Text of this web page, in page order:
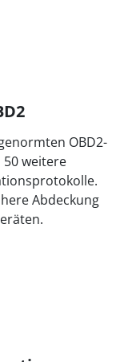
OBD2-
weitere
Abdeckung